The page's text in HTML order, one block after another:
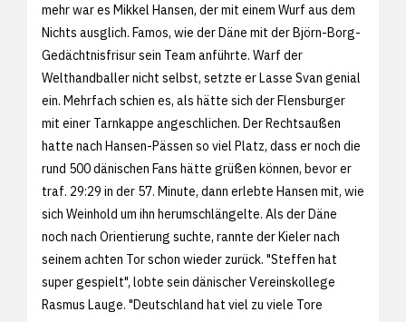
mehr war es Mikkel Hansen, der mit einem Wurf aus dem
Nichts ausglich. Famos, wie der Däne mit der Björn-Borg-
Gedächtnisfrisur sein Team anführte. Warf der
Welthandballer nicht selbst, setzte er Lasse Svan genial
ein. Mehrfach schien es, als hätte sich der Flensburger
mit einer Tarnkappe angeschlichen. Der Rechtsaußen
hatte nach Hansen-Pässen so viel Platz, dass er noch die
rund 500 dänischen Fans hätte grüßen können, bevor er
traf. 29:29 in der 57. Minute, dann erlebte Hansen mit, wie
sich Weinhold um ihn herumschlängelte. Als der Däne
noch nach Orientierung suchte, rannte der Kieler nach
seinem achten Tor schon wieder zurück. "Steffen hat
super gespielt", lobte sein dänischer Vereinskollege
Rasmus Lauge. "Deutschland hat viel zu viele Tore